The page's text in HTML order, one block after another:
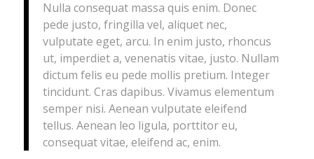
Nulla consequat massa quis enim. Donec
pede justo, fringilla vel, aliquet nec,
vulputate eget, arcu. In enim justo, rhoncus
ut, imperdiet a, venenatis vitae, justo. Nullam
dictum felis eu pede mollis pretium. Integer
tincidunt. Cras dapibus. Vivamus elementum
semper nisi. Aenean vulputate eleifend
tellus. Aenean leo ligula, porttitor eu,
consequat vitae, eleifend ac, enim.